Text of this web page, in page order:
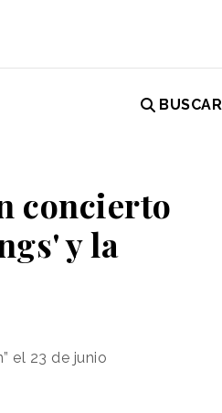
BUSCAR
concierto
y la
el 23 de junio